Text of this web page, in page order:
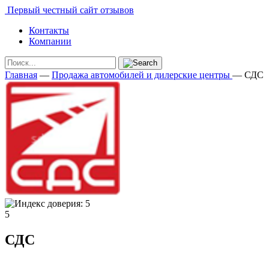
Первый честный сайт отзывов
Контакты
Компании
Главная — Продажа автомобилей и дилерские центры — СДС
5
СДС